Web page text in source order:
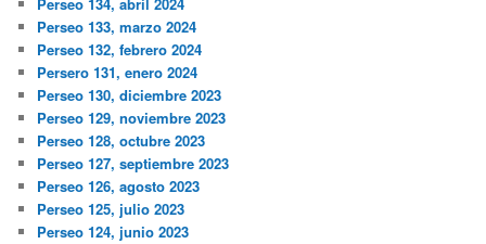
Perseo 133, marzo 2024
Perseo 132, febrero 2024
Persero 131, enero 2024
Perseo 130, diciembre 2023
Perseo 129, noviembre 2023
Perseo 128, octubre 2023
Perseo 127, septiembre 2023
Perseo 126, agosto 2023
Perseo 125, julio 2023
Perseo 124, junio 2023